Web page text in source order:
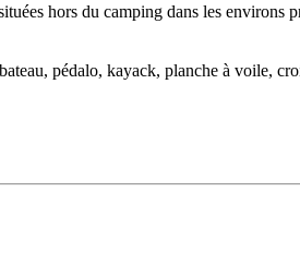
hors du camping dans les environs
pédalo, kayack, planche à voile,